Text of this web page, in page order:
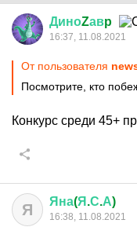
ДиноZавp
16:37, 11.08.2021
От пользователя
Посмотрите, кто
Конкурс среди 45+
Я Яна(Я .С.А)
16:38, 11.08.2021